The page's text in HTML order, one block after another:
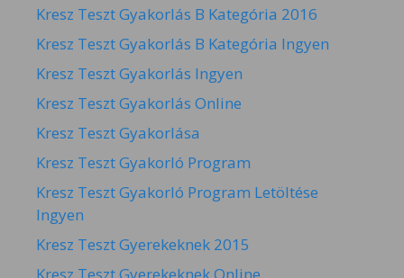
Kresz Teszt Gyakorlás B Kategória 2016
Kresz Teszt Gyakorlás B Kategória Ingyen
Kresz Teszt Gyakorlás Ingyen
Kresz Teszt Gyakorlás Online
Kresz Teszt Gyakorlása
Kresz Teszt Gyakorló Program
Kresz Teszt Gyakorló Program Letöltése
Ingyen
Kresz Teszt Gyerekeknek 2015
Kresz Teszt Gyerekeknek Online